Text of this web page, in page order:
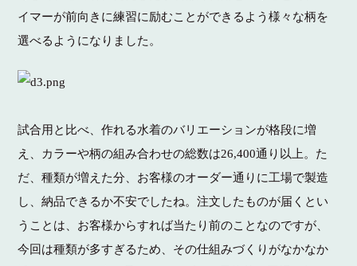
イマーが前向きに練習に励むことができるよう様々な柄を
選べるようになりました。
試合用と比べ、作れる水着のバリエーションが格段に増
え、カラーや柄の組み合わせの総数は26,400通り以上。た
だ、種類が増えた分、お客様のオーダー通りに工場で製造
し、納品できるか不安でしたね。注文したものが届くとい
うことは、お客様からすれば当たり前のことなのですが、
今回は種類が多すぎるため、その仕組みづくりがなかなか